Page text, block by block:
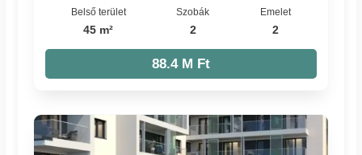
Belső terület
45 m²
Szobák
2
Emelet
2
88.4 M Ft